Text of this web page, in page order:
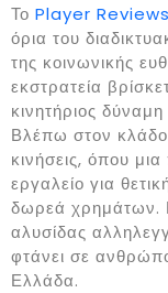
Το Player
όρια του
της κοινωνικής
εκστρατεία
κινητήριος
Βλέπω στον κλάδο
κινήσεις, όπου
εργαλείο για
δωρεά χρημάτων.
αλυσίδας
φτάνει σε
Ελλάδα.